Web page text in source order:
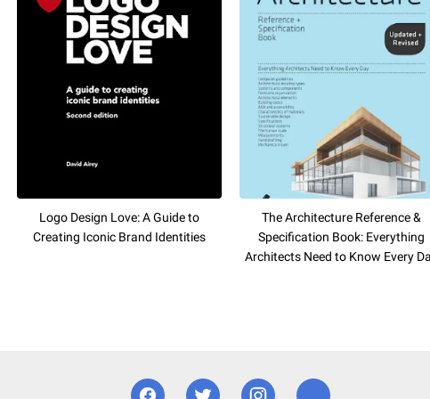
Logo Design Love: A Guide to
Creating Iconic Brand Identities
The Architecture Reference &
Specification Book: Everything
Architects Need to Know Every